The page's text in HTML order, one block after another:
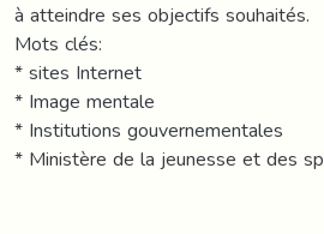
à atteindre ses objectifs souhaités.
Mots clés:
* sites Internet
* Image mentale
* Institutions gouvernementales
* Ministère de la jeunesse et des